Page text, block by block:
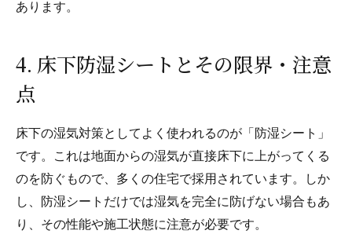
あります。
4. 床下防湿シートとその限界・注意
点
床下の湿気対策としてよく使われるのが「防湿シート」
です。これは地面からの湿気が直接床下に上がってくる
のを防ぐもので、多くの住宅で採用されています。しか
し、防湿シートだけでは湿気を完全に防げない場合もあ
り、その性能や施工状態に注意が必要です。